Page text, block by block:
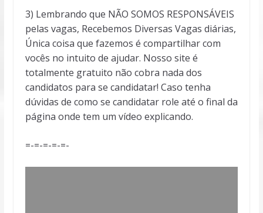
3) Lembrando que NÃO SOMOS RESPONSÁVEIS
pelas vagas, Recebemos Diversas Vagas diárias,
Única coisa que fazemos é compartilhar com
vocês no intuito de ajudar. Nosso site é
totalmente gratuito não cobra nada dos
candidatos para se candidatar! Caso tenha
dúvidas de como se candidatar role até o final da
página onde tem um vídeo explicando.
=-=-=-=-=-